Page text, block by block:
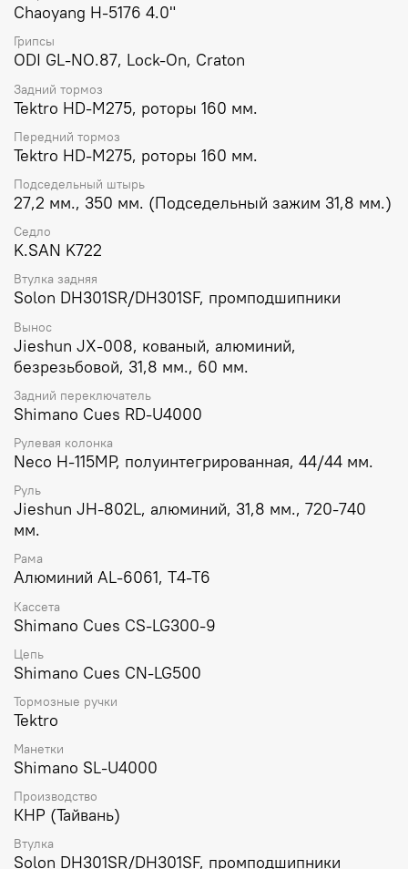
Chaoyang H-5176 4.0"
Грипсы
ODI GL-NO.87, Lock-On, Craton
Задний тормоз
Tektro HD-M275, роторы 160 мм.
Передний тормоз
Tektro HD-M275, роторы 160 мм.
Подседельный штырь
27,2 мм., 350 мм. (Подседельный зажим 31,8 мм.)
Седло
K.SAN K722
Втулка задняя
Solon DH301SR/DH301SF, промподшипники
Вынос
Jieshun JX-008, кованый, алюминий,
безрезьбовой, 31,8 мм., 60 мм.
Задний переключатель
Shimano Cues RD-U4000
Рулевая колонка
Neco H-115MP, полуинтегрированная, 44/44 мм.
Руль
Jieshun JH-802L, алюминий, 31,8 мм., 720-740
мм.
Рама
Алюминий AL-6061, T4-T6
Кассета
Shimano Cues CS-LG300-9
Цепь
Shimano Cues CN-LG500
Тормозные ручки
Tektro
Манетки
Shimano SL-U4000
Производство
КНР (Тайвань)
Втулка
Solon DH301SR/DH301SF, промподшипники